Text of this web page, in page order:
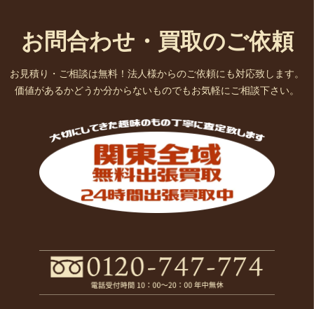
お問合わせ・買取のご依頼
お見積り・ご相談は無料！法人様からのご依頼にも対応致します。
価値があるかどうか分からないものでもお気軽にご相談下さい。